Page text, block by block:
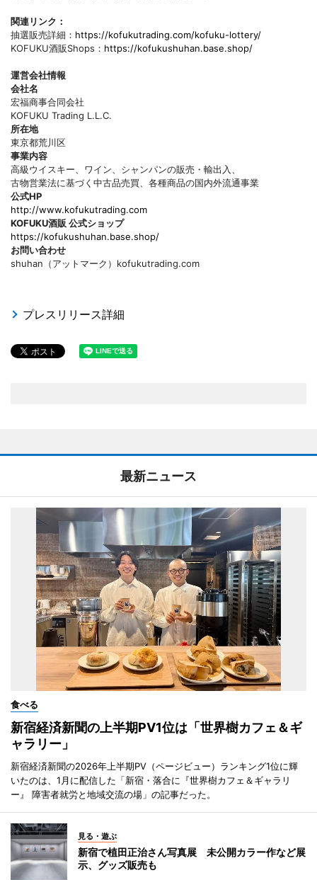
関連リンク：
抽選販売詳細： https://kofukutrading.com/kofuku-lottery/
KOFUKU酒販Shops： https://kofukushuhan.base.shop/
運営会社情報
会社名
宏福商事合同会社
KOFUKU Trading L.L.C.
所在地
東京都荒川区
事業内容
高級ウイスキー、ワイン、シャンパンの販売・輸出入、
古物営業法に基づく中古品売買、各種商品の国内外流通事業
公式HP
http://www.kofukutrading.com
KOFUKU酒販 公式ショップ
https://kofukushuhan.base.shop/
お問い合わせ
shuhan（アットマーク）kofukutrading.com
プレスリリース詳細
最新ニュース
食べる
新宿経済新聞の上半期PV1位は「世界樹カフェ＆ギ
ャラリー」
新宿経済新聞の2026年上半期PV（ページビュー）ランキング1位に輝
いたのは、1月に配信した「新宿・落合に『世界樹カフェ＆ギャラリ
ー』 障害者就労と地域交流の場」の記事だった。
見る・遊ぶ
新宿で植田正治さん写真展 未公開カラー作など展
示、グッズ販売も